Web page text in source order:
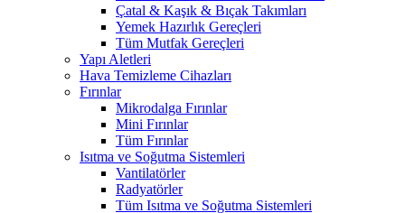
Çatal & Kaşık & Bıçak Takımları
Yemek Hazırlık Gereçleri
Tüm Mutfak Gereçleri
Yapı Aletleri
Hava Temizleme Cihazları
Fırınlar
Mikrodalga Fırınlar
Mini Fırınlar
Tüm Fırınlar
Isıtma ve Soğutma Sistemleri
Vantilatörler
Radyatörler
Tüm Isıtma ve Soğutma Sistemleri